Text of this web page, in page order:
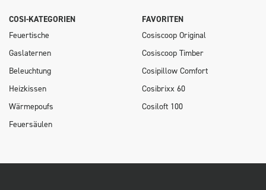
COSI-KATEGORIEN
Feuertische
Gaslaternen
Beleuchtung
Heizkissen
Wärmepoufs
Feuersäulen
FAVORITEN
Cosiscoop Original
Cosiscoop Timber
Cosipillow Comfort
Cosibrixx 60
Cosiloft 100